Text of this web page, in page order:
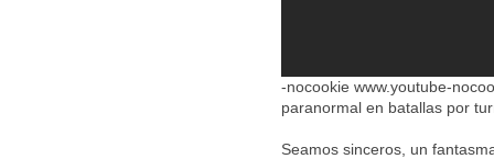
-nocookie www.youtube-
paranormal en batallas por
Seamos sinceros, un